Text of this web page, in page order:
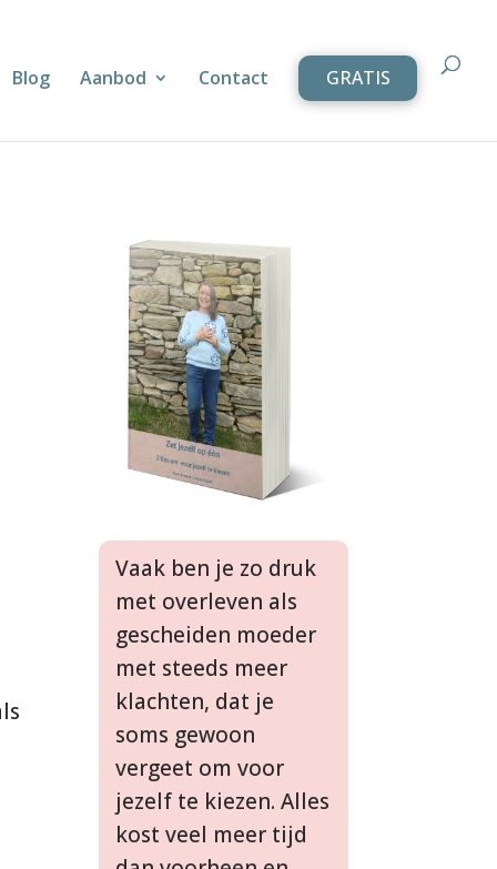
Blog Aanbod Contact GRATIS
Vaak ben je zo druk
met overleven als
gescheiden moeder
met steeds meer
klachten, dat je
soms gewoon
vergeet om voor
jezelf te kiezen. Alles
kost veel meer tijd